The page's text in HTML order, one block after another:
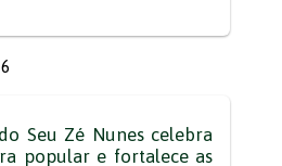
Seu Zé Nunes celebra
popular e fortalece as